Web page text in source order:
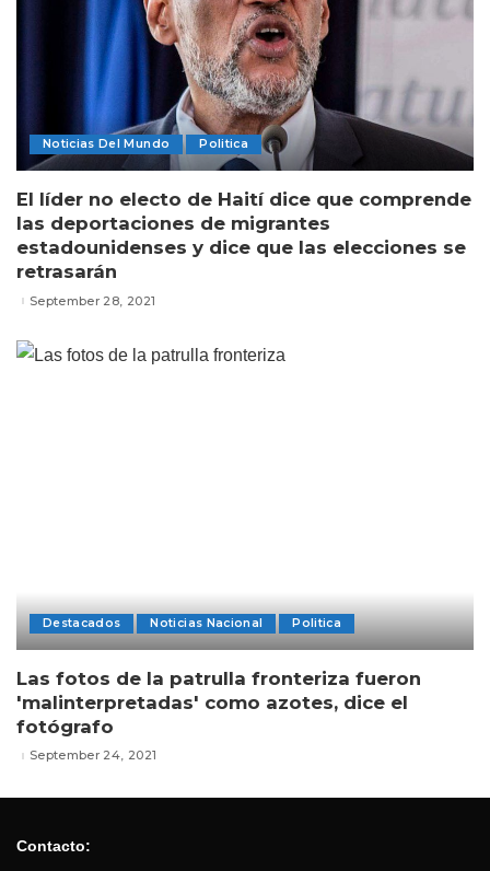
Noticias Del Mundo Politica
El líder no electo de Haití dice que comprende
las deportaciones de migrantes
estadounidenses y dice que las elecciones se
retrasarán
September 28, 2021
Destacados Noticias Nacional Politica
Las fotos de la patrulla fronteriza fueron
'malinterpretadas' como azotes, dice el
fotógrafo
September 24, 2021
Contacto: